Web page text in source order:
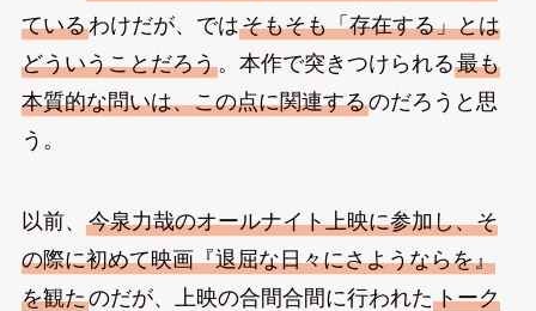
ているわけだが、ではそもそも「存在する」とは
どういうことだろう。本作で突きつけられる最も
本質的な問いは、この点に関連するのだろうと思
う。
以前、 今泉力哉のオールナイト上映に参加し、そ
の際に初めて映画『退屈な日々にさようならを』
を観たのだが、上映の合間合間に行われたトーク